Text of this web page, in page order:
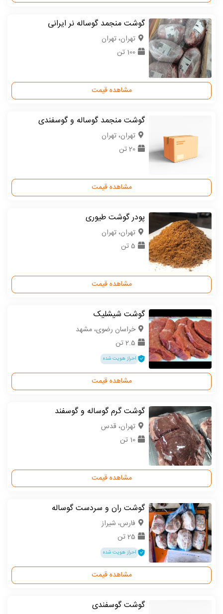
گوشت منجمد گوساله نر ایرانی
تهران، تهران
100 تن
مشاهده قیمت
گوشت منجمد گوساله و گوسفندی
تهران، تهران
20 تن
مشاهده قیمت
پودر گوشت طیوری
تهران، تهران
5 تن
مشاهده قیمت
گوشت شیشلیک
خراسان رضوی، مشهد
2.5 تن
احراز هویت شده
مشاهده قیمت
گوشت گرم گوساله و گوسفند
تهران، قدس
10 تن
مشاهده قیمت
گوشت ران و سردست گوساله
فارس، شیراز
25 تن
احراز هویت شده
مشاهده قیمت
گوشت گوسفندی